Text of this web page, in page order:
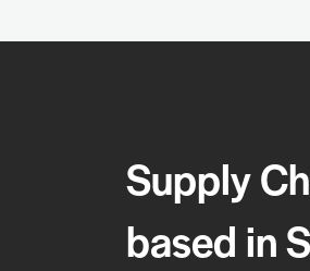
Supply
based in